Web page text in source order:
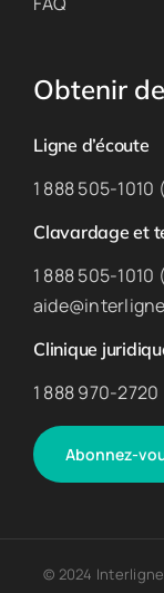
Obtenir
Ligne d’écoute
1 888 505-
Clavardage et
1 888 505-
Clinique
1 888 970-
Abonnez-
© 2024